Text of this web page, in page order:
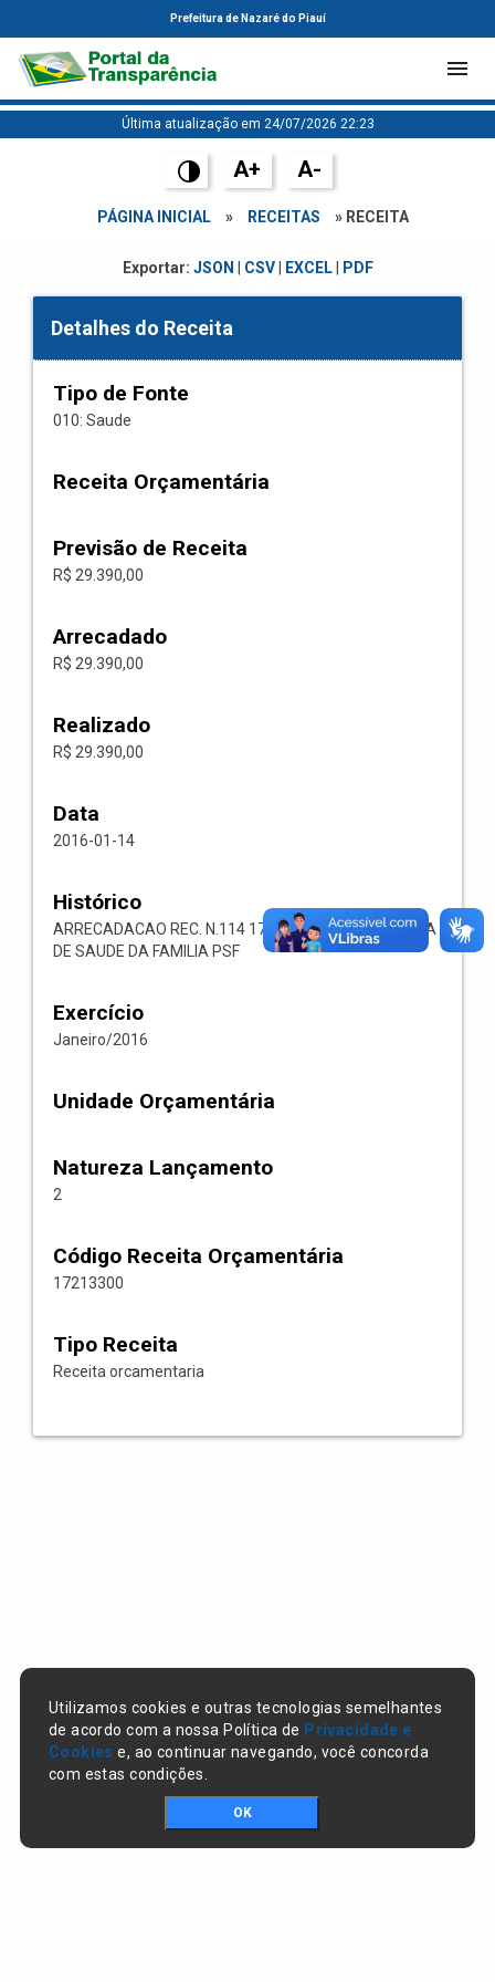
Prefeitura de Nazaré do Piauí
Última atualização em 24/07/2026 22:23
A+ A-
PÁGINA INICIAL » RECEITAS » RECEITA
Exportar: JSON CSV| EXCEL| PDF
Detalhes do Receita
Tipo de Fonte
010: Saude
Receita Orçamentária
Previsão de Receita
R$ 29.390,00
Arrecadado
R$ 29.390,00
Realizado
R$ 29.390,00
Data
2016-01-14
Histórico
ARRECADACAO REC. N.114 1721.33.02.00 PROGRAMA
DE SAUDE DA FAMILIA PSF
Exercício
Janeiro/2016
Unidade Orçamentária
Natureza Lançamento
2
Código Receita Orçamentária
17213300
Tipo Receita
Receita orcamentaria
Utilizamos cookies e outras tecnologias semelhantes
de acordo com a nossa Política de Privacidade e
Cookies e, ao continuar navegando, você concorda
com estas condições.
OK